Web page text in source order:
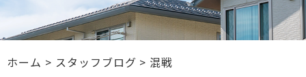
ホーム > スタッフブログ > 混戦